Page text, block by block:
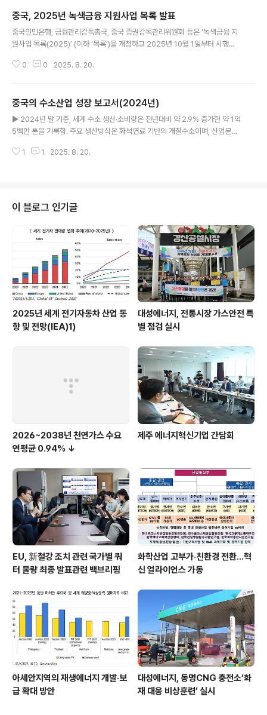
중국, 2025년 녹색금융 지원사업 목록 발표
중국인민은행, 금융관리감독총국, 중국 증권감독관리위원회 등은 ‘녹색금융 지
원사업 목록(2025)’ (이하 ‘목록’)을 개정하고 2025년 10월 1일부터 시행한
분야(에너지절감 및 탄소배출량 감축 산업, 환경보호 산업, 자원 순환·이용 산업,
비, 최첨단 교통설비, 최첨단 환경보호설비 및 원자재, 자원순환·이용설비, 신에
너지 및 청정에너지 설비, 녹색농산품, 녹색인증제품 등을 포함함. ‒ 또한, 녹색
소비는 신에너지차(New Energy Vehicle, NEV), 저탄소녹색 ..
0 0 2025. 8. 20.
중국의 수소산업 성장 보고서(2024년)
▶ 2024년 말 기준, 세계 수소 생산·소비량은 전년대비 약 2.9% 증가한 약 1억
5백만 톤을 기록함. 주요 생산방식은 화석연료 기반의 개질수소이며, 산업분야
스터플랜인 ‘수소산업 발전 중장기 계획(2021~2025년)’을 수립해서 이를 바
트가 급증하여 2024년 말 기준, 수전해 수소 프로젝트가 누적 600개를 넘어
섰음. 또한, 수소 시장가격은 점차 하락하는 추세인데, 2024년에 수소 생산 ..
1 1 2025. 8. 20.
이 블로그 인기글
2025년 세계 전기자동차 산업 동
향 및 전망(IEA)1)
대성에너지, 전통시장 가스안전 특
별 점검 실시
2026~2038년 천연가스 수요
연평균 0.94% ↓
제주 에너지혁신기업 간담회
EU, 新철강 조치 관련 국가별 쿼
터 물량 최종 발표관련 백브리핑
화학산업 고부가‧친환경 전환…혁
신 얼라이언스 가동
아세안지역의 재생에너지 개발·보
급 확대 방안
대성에너지, 동명CNG 충전소‘화
재 대응 비상훈련’ 실시